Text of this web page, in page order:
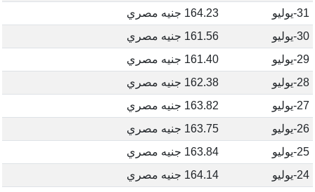
31-يوليو
164.23 جنيه مصري
30-يوليو
161.56 جنيه مصري
29-يوليو
161.40 جنيه مصري
28-يوليو
162.38 جنيه مصري
27-يوليو
163.82 جنيه مصري
26-يوليو
163.75 جنيه مصري
25-يوليو
163.84 جنيه مصري
24-يوليو
164.14 جنيه مصري